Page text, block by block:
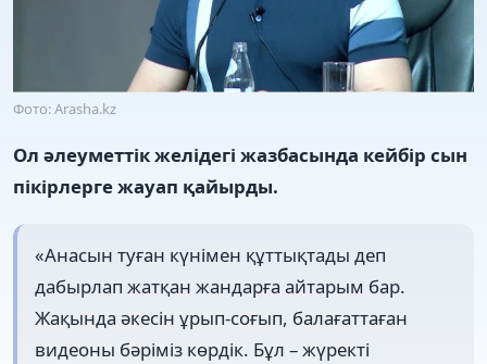
Фото: Arasha.kz
Ол әлеуметтік желідегі жазбасында кейбір сын
пікірлерге жауап қайырды.
«Анасын туған күнімен құттықтады деп
дабырлап жатқан жандарға айтарым бар.
Жақында әкесін ұрып-соғып, балағаттаған
видеоны бәріміз көрдік. Бұл – жүректі